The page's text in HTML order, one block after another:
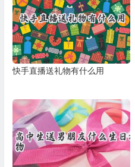
快手直播送礼物有什么用